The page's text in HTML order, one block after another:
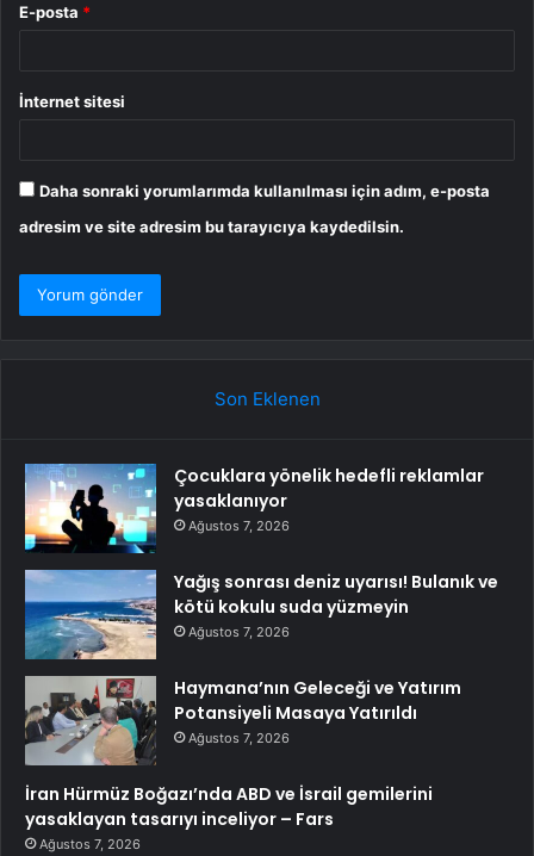
E-posta *
İnternet sitesi
Daha sonraki yorumlarımda kullanılması için adım, e-posta
adresim ve site adresim bu tarayıcıya kaydedilsin.
Son Eklenen
Çocuklara yönelik hedefli reklamlar
yasaklanıyor
Ağustos 7, 2026
Yağış sonrası deniz uyarısı! Bulanık ve
kötü kokulu suda yüzmeyin
Ağustos 7, 2026
Haymana’nın Geleceği ve Yatırım
Potansiyeli Masaya Yatırıldı
Ağustos 7, 2026
İran Hürmüz Boğazı’nda ABD ve İsrail gemilerini
yasaklayan tasarıyı inceliyor – Fars
Ağustos 7, 2026